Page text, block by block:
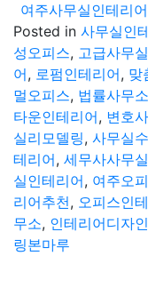
Posted in 사무실인
성오피스, 고급사무
어, 로펌인테리어, 맞
멀오피스, 법률사무
타운인테리어, 변호
실리모델링, 사무실
테리어, 세무사사무
실인테리어, 여주오
리어추천, 오피스인
무소, 인테리어디자인
링본마루